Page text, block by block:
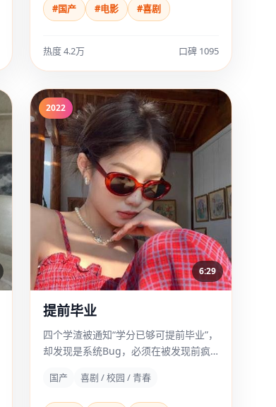
#国产 #电影 #喜剧
热度 4.2万 口碑 1095
2022
6:29
提前毕业
四个学渣被通知“学分已够可提前毕业”，
却发现是系统Bug，必须在被发现前疯
国产 喜剧 / 校园 / 青春